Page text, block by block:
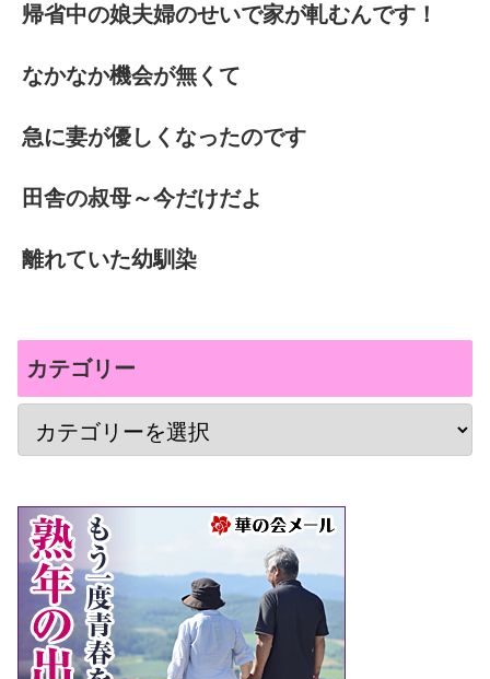
帰省中の娘夫婦のせいで家が軋むんです！
なかなか機会が無くて
急に妻が優しくなったのです
田舎の叔母～今だけだよ
離れていた幼馴染
カテゴリー